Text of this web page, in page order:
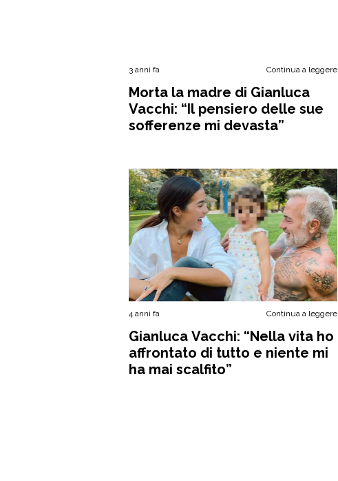
3 anni fa Continua a leggere
Morta la madre di Gianluca
Vacchi: “Il pensiero delle sue
sofferenze mi devasta”
4 anni fa Continua a leggere
Gianluca Vacchi: “Nella vita ho
affrontato di tutto e niente mi
ha mai scalfito”